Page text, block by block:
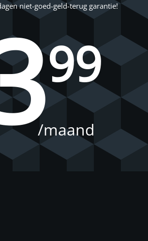
niet-goed-geld-terug garantie!
99
/maand